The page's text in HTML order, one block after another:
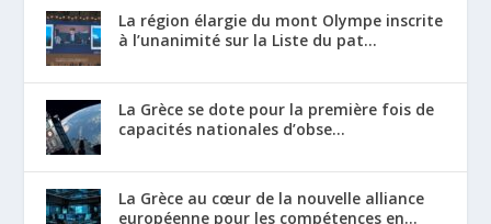
La région élargie du mont Olympe inscrite
à l’unanimité sur la Liste du pat...
La Grèce se dote pour la première fois de
capacités nationales d’obse...
La Grèce au cœur de la nouvelle alliance
européenne pour les compétences en...